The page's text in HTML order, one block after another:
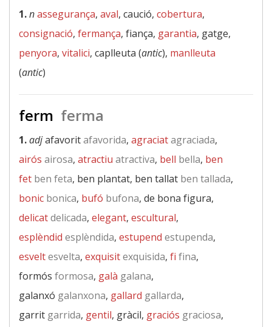
1.nassegurança, aval, caució, cobertura,
consignació, fermança, fiança, garantia, gatge,
penyora, vitalici, caplleuta (antic), manlleuta
(antic)
ferm ferma
1.adjafavoritafavorida, agraciatagraciada,
airós airosa, atractiu atractiva, bell bella, ben
fet ben feta, ben plantat, ben tallat ben tallada,
bonic bonica, bufó bufona, de bona figura,
delicatdelicada, elegant, escultural,
esplèndid esplèndida, estupend estupenda,
esveltesvelta, exquisitexquisida, fi fina,
formós formosa, galà galana,
galanxó galanxona, gallard gallarda,
garrit garrida, gentil, gràcil, graciós graciosa,